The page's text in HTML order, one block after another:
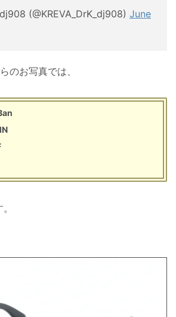
(@KREVA_DrK_dj908) June
のお写真では、